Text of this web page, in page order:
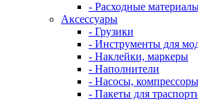
- Расходные
Аксессуары
- Грузики
- Инструменты для
- Наклейки, маркеры
- Наполнители
- Насосы,
- Пакеты для